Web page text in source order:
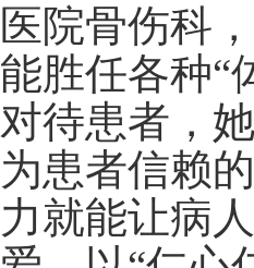
医院骨伤科
能胜任各种“
对待患者，
为患者信赖
力就能让病